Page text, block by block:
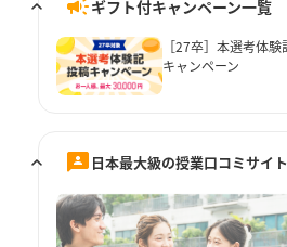
ギフト付キャンペーン一覧
［27卒］本選考体
キャンペーン
日本最大級の授業口コミサイト